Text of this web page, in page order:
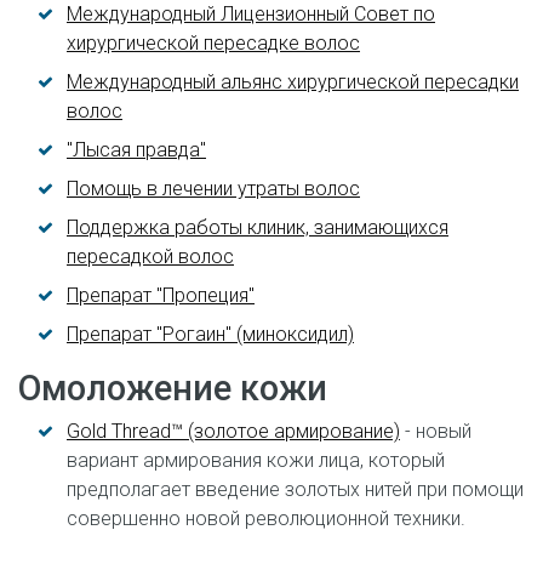
Международный Лицензионный Совет по
хирургической пересадке волос
Международный альянс хирургической пересадки
волос
"Лысая правда"
Помощь в лечении утраты волос
Поддержка работы клиник, занимающихся
пересадкой волос
Препарат "Пропеция"
Препарат "Рогаин" (миноксидил)
Омоложение кожи
Gold Thread™ (золотое армирование) - новый
вариант армирования кожи лица, который
предполагает введение золотых нитей при помощи
совершенно новой революционной техники.